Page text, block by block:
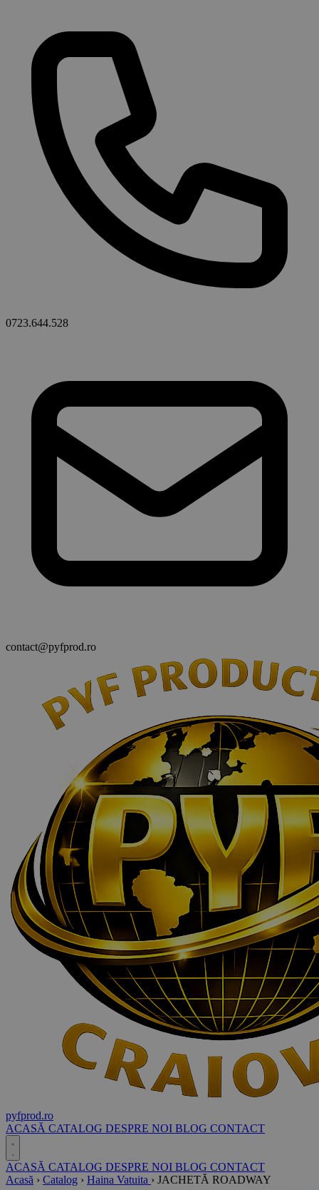
0723.644.528
contact@pyfprod.ro
pyfprod.ro
ACASĂ CATALOG DESPRE NOI BLOG CONTACT
ACASĂ CATALOG DESPRE NOI BLOG CONTACT
Acasă › Catalog › Haina Vatuita › JACHETĂ ROADWAY